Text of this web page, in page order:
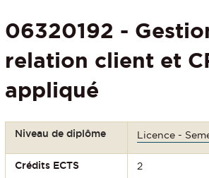
06320192 -
relation client et
appliqué
Niveau de diplôme Licence -
Crédits ECTS 2